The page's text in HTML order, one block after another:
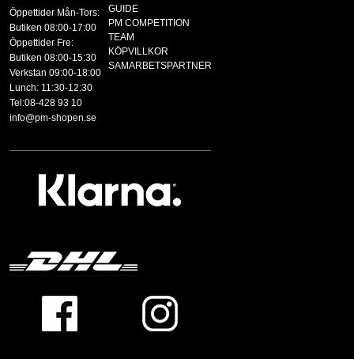
Öppettider Mån-Tors:
Butiken 08:00-17:00
Öppettider Fre:
Butiken 08:00-15:30
Verkstan 09:00-18:00
Lunch: 11:30-12:30
Tel:08-428 93 10
info@pm-shopen.se
GUIDE
PM COMPETITION
TEAM
KÖPVILLKOR
SAMARBETSPARTNER